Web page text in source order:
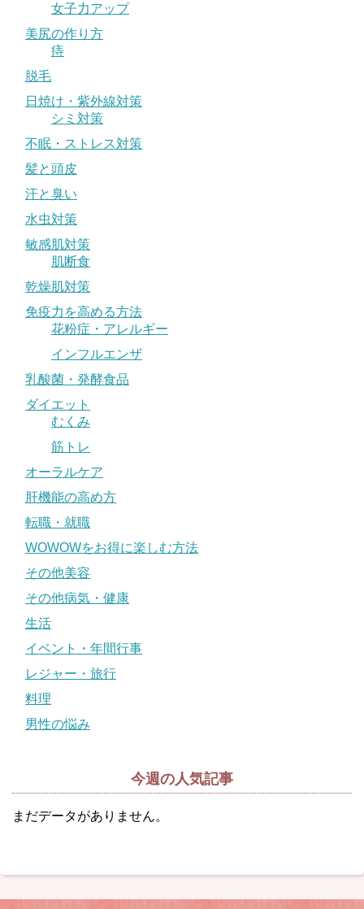
女子力アップ
美尻の作り方
痔
脱毛
日焼け・紫外線対策
シミ対策
不眠・ストレス対策
髪と頭皮
汗と臭い
水虫対策
敏感肌対策
肌断食
乾燥肌対策
免疫力を高める方法
花粉症・アレルギー
インフルエンザ
乳酸菌・発酵食品
ダイエット
むくみ
筋トレ
オーラルケア
肝機能の高め方
転職・就職
WOWOWをお得に楽しむ方法
その他美容
その他病気・健康
生活
イベント・年間行事
レジャー・旅行
料理
男性の悩み
今週の人気記事
まだデータがありません。